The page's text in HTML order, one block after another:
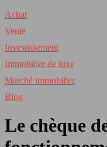
Achat
Vente
Investissement
Immobilier de luxe
Marché immobilier
Blog
Le chèque